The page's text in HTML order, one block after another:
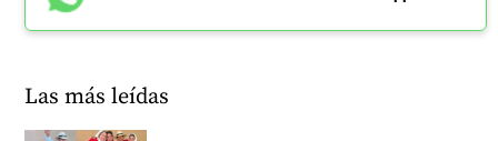
Las más leídas